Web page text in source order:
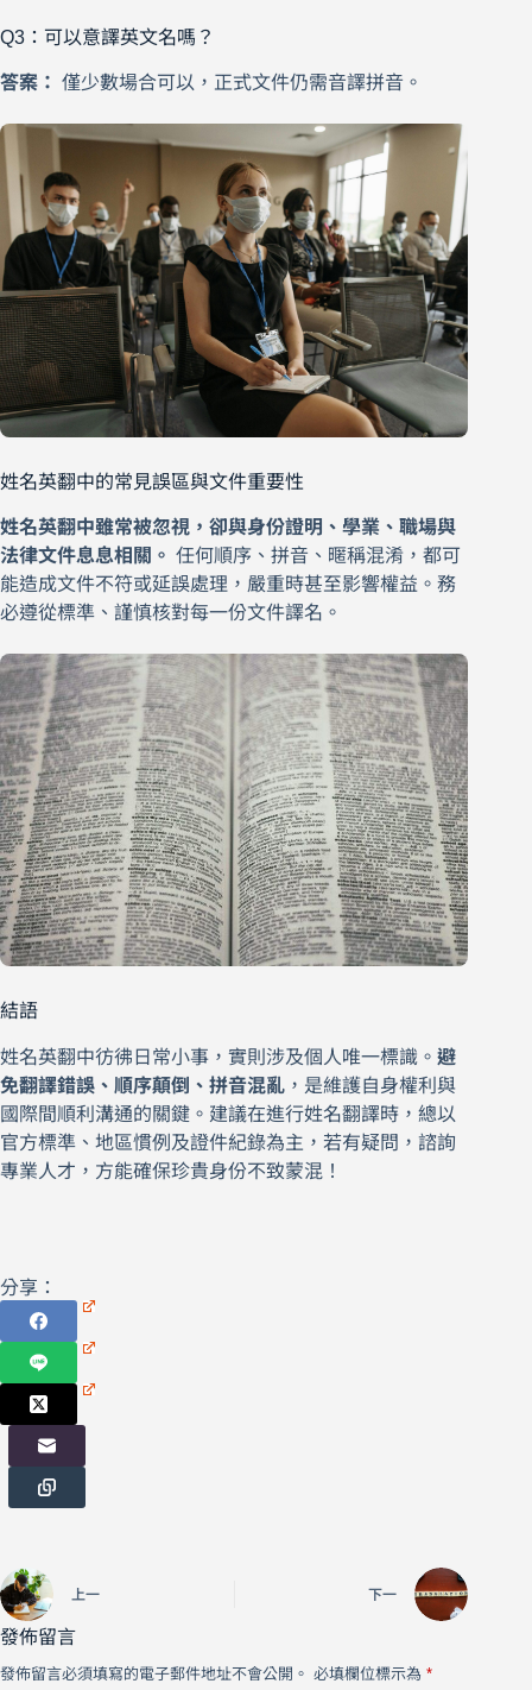
Q3：可以意譯英文名嗎？
答案： 僅少數場合可以，正式文件仍需音譯拼音。
姓名英翻中的常見誤區與文件重要性
姓名英翻中雖常被忽視，卻與身份證明、學業、職場與
法律文件息息相關。 任何順序、拼音、暱稱混淆，都可
能造成文件不符或延誤處理，嚴重時甚至影響權益。務
必遵從標準、謹慎核對每一份文件譯名。
結語
姓名英翻中彷彿日常小事，實則涉及個人唯一標識。 避
免翻譯錯誤、順序顛倒、拼音混亂 ，是維護自身權利與
國際間順利溝通的關鍵。建議在進行姓名翻譯時，總以
官方標準、地區慣例及證件紀錄為主，若有疑問，諮詢
專業人才，方能確保珍貴身份不致蒙混！
分享：
上一 下一
發佈留言
發佈留言必須填寫的電子郵件地址不會公開。 必填欄位標示為 *